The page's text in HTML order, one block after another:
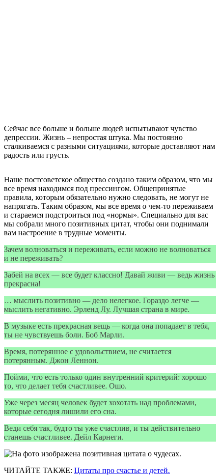
Сейчас все больше и больше людей испытывают чувство
депрессии. Жизнь – непростая штука. Мы постоянно
сталкиваемся с разными ситуациями, которые доставляют нам
радость или грусть.
Наше постсоветское общество создано таким образом, что мы
все время находимся под прессингом. Общепринятые
правила, которым обязательно нужно следовать, не могут не
напрягать. Таким образом, мы все время о чем-то переживаем
и стараемся подстроиться под «нормы». Специально для вас
мы собрали много позитивных цитат, чтобы они поднимали
вам настроение в трудные моменты.
Зачем волноваться и переживать, если можно не волноваться
и не переживать?
Забей на всех — все будет классно! Давай живи — ведь жизнь
прекрасна!
… мыслить позитивно — дело нелегкое. Гораздо легче —
мыслить негативно. Эрленд Лу. Лучшая страна в мире.
В музыке есть прекрасная вещь — когда она попадает в тебя,
ты не чувствуешь боли. Боб Марли.
Время, потерянное с удовольствием, не считается
потерянным. Джон Леннон.
Пойми, что есть только один внутренний критерий: хорошо
то, что делает тебя счастливее. Ошо.
Уже через месяц человек будет хохотать над проблемами,
которые сегодня лишили его сна.
Веди себя так, будто ты уже счастлив, и ты действительно
станешь счастливее. Дейл Карнеги.
ЧИТАЙТЕ ТАКЖЕ: Цитаты про счастье и детей.